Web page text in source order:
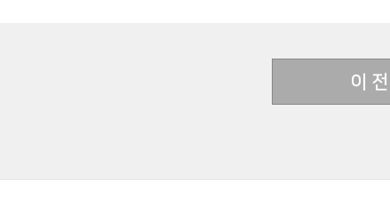
이 전